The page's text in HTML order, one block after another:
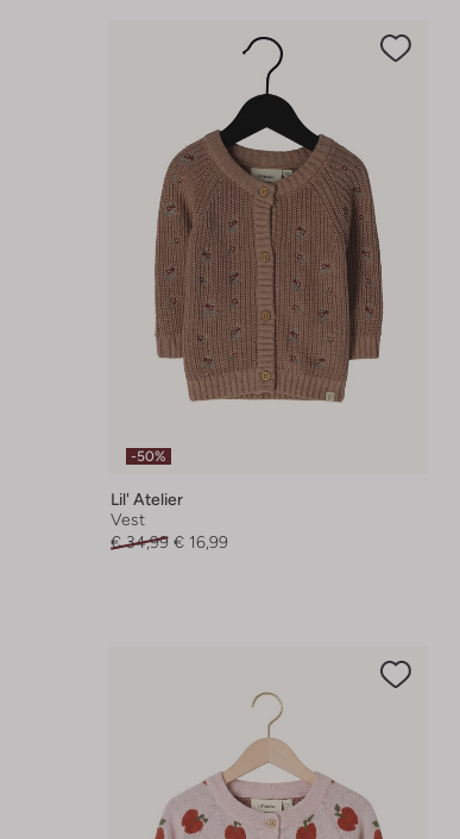
-50%
Lil' Atelier
Vest
€ 34,99 € 16,99